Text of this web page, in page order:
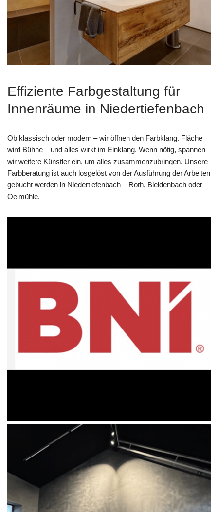
Effiziente Farbgestaltung für
Innenräume in Niedertiefenbach
Ob klassisch oder modern – wir öffnen den Farbklang. Fläche
wird Bühne – und alles wirkt im Einklang. Wenn nötig, spannen
wir weitere Künstler ein, um alles zusammenzubringen. Unsere
Farbberatung ist auch losgelöst von der Ausführung der Arbeiten
gebucht werden in Niedertiefenbach – Roth, Bleidenbach oder
Oelmühle.